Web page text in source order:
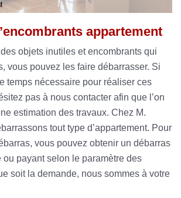
appartement
objets inutiles et encombrants qui
vous pouvez les faire débarrasser. Si
temps nécessaire pour réaliser ces
pas à nous contacter afin que l’on
estimation des travaux. Chez M.
tout type d’appartement. Pour
vous pouvez obtenir un débarras
ou payant selon le paramètre des
soit la demande, nous sommes à votre